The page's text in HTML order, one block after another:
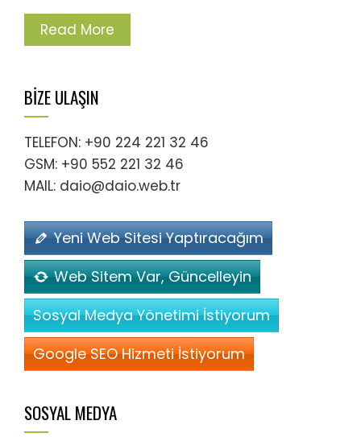
Read More
BİZE ULAŞIN
TELEFON: +90 224 221 32 46
GSM: +90 552 221 32 46
MAIL: daio@daio.web.tr
Yeni Web Sitesi Yaptıracağım
Web Sitem Var, Güncelleyin
Sosyal Medya Yönetimi İstiyorum
Google SEO Hizmeti İstiyorum
SOSYAL MEDYA